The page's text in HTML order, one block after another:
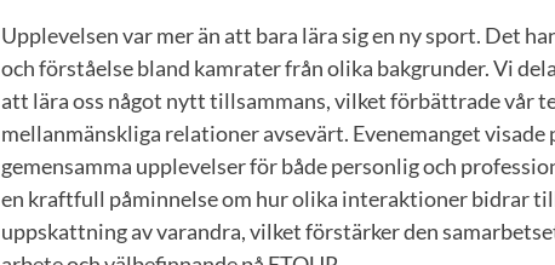
Upplevelsen var mer än att bara lära sig en ny sport. Det
och förståelse bland kamrater från olika bakgrunder. Vi
att lära oss något nytt tillsammans, vilket förbättrade vår
mellanmänskliga relationer avsevärt. Evenemanget visade
gemensamma upplevelser för både personlig och
en kraftfull påminnelse om hur olika interaktioner bidrar
uppskattning av varandra, vilket förstärker den